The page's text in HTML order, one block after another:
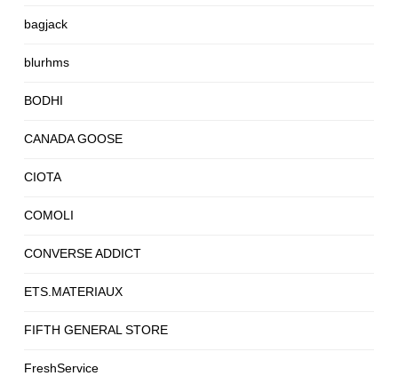
bagjack
blurhms
BODHI
CANADA GOOSE
CIOTA
COMOLI
CONVERSE ADDICT
ETS.MATERIAUX
FIFTH GENERAL STORE
FreshService